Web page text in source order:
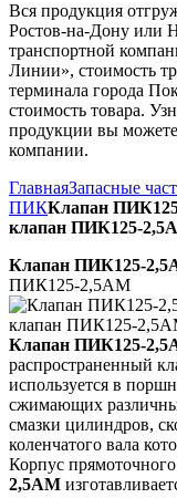
Вся продукция
Ростов-на-Дону или
транспортной
Линии», стоимость
терминала города
стоимость товара.
продукции вы
компании.
ГлавнаяЗапасные
ПИККлапан
клапан ПИК125-
Клапан ПИК125-
ПИК125-2,5АМ
Клапан ПИК125-
распространенный
используется в
сжимающих
смазки цилиндров,
коленчатого вала
Корпус прямоточного
2,5АМ